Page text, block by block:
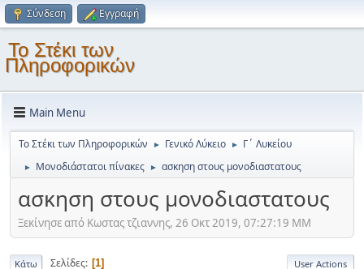
Σύνδεση Εγγραφή
Το Στέκι των
Πληροφορικών
Main Menu
Το Στέκι των Πληροφορικών ► Γενικό Λύκειο ► Γ΄ Λυκείου
► Μονοδιάστατοι πίνακες ► ασκηση στους μονοδιαστατους
ασκηση στους μονοδιαστατους
Ξεκίνησε από Κωστας τζιαννης, 26 Οκτ 2019, 07:27:19 ΜΜ
Κάτω Σελίδες 1 User Actions